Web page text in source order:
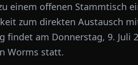
einem offenen Stammtisch
zum direkten Austausch
findet am Donnerstag, 9. Juli
Worms statt.